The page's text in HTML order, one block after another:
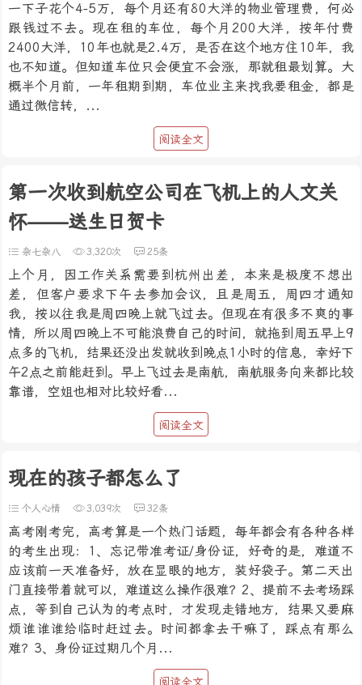
一下子花个4-5万，每个月还有80大洋的物业管理费，何必
跟钱过不去。现在租的车位，每个月200大洋，按年付费
2400大洋，10年也就是2.4万，是否在这个地方住10年，我
也不知道。但知道车位只会便宜不会涨，那就租最划算。大
概半个月前，一年租期到期，车位业主来找我要租金，都是
通过微信转，...
阅读全文
第一次收到航空公司在飞机上的人文关
怀——送生日贺卡
杂七杂八 3,320次 25条
上个月，因工作关系需要到杭州出差，本来是极度不想出
差，但客户要求下午去参加会议，且是周五，周四才通知
我，按以往我是周四晚上就飞过去。但现在有很多不爽的事
情，所以周四晚上不可能浪费自己的时间，就拖到周五早上9
点多的飞机，结果还没出发就收到晚点1小时的信息，幸好下
午2点之前能赶到。早上飞过去是南航，南航服务向来都比较
靠谱，空姐也相对比较好看...
阅读全文
现在的孩子都怎么了
个人心情 3,039次 32条
高考刚考完，高考算是一个热门话题，每年都会有各种各样
的考生出现：1、忘记带准考证/身份证，好奇的是，难道不
应该前一天准备好，放在显眼的地方，装好袋子。第二天出
门直接带着就可以，难道这么操作很难？2、提前不去考场踩
点，等到自己认为的考点时，才发现走错地方，结果又要麻
烦谁谁谁给临时赶过去。时间都拿去干嘛了，踩点有那么
难？3、身份证过期几个月...
阅读全文